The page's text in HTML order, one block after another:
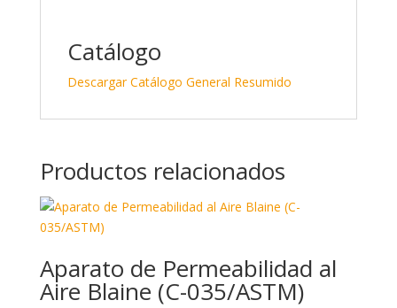
Catálogo
Descargar Catálogo General Resumido
Productos relacionados
Aparato de Permeabilidad al
Aire Blaine (C-035/ASTM)